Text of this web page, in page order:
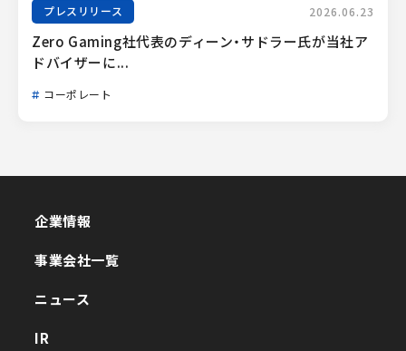
プレスリリース 2026.06.23
Zero Gaming社代表のディーン・サドラー氏が当社ア
ドバイザーに...
コーポレート
企業情報
事業会社一覧
ニュース
IR